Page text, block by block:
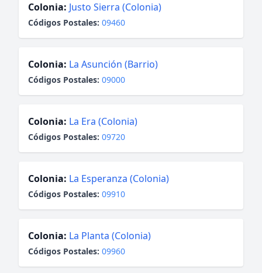
Colonia: Justo Sierra (Colonia)
Códigos Postales: 09460
Colonia: La Asunción (Barrio)
Códigos Postales: 09000
Colonia: La Era (Colonia)
Códigos Postales: 09720
Colonia: La Esperanza (Colonia)
Códigos Postales: 09910
Colonia: La Planta (Colonia)
Códigos Postales: 09960